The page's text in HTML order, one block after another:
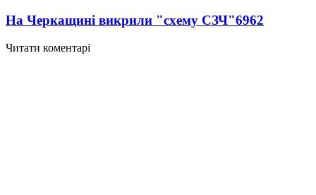
На Черкащині викрили "схему СЗЧ"6962
Читати коментарі